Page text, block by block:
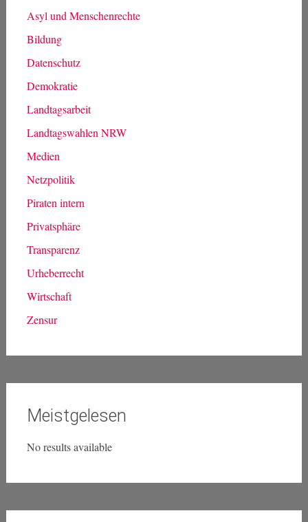
Asyl und Menschenrechte
Bildung
Datenschutz
Demokratie
Landtagsarbeit
Landtagswahlen NRW
Medien
Netzpolitik
Piraten intern
Privatsphäre
Transparenz
Urheberrecht
Wirtschaft
Zensur
Meistgelesen
No results available